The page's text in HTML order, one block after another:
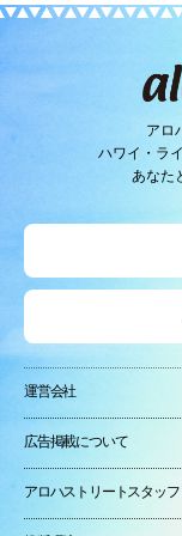
アロ
ハワイ・ラ
あなた
運営会社
広告掲載について
アロハストリートスタッフ